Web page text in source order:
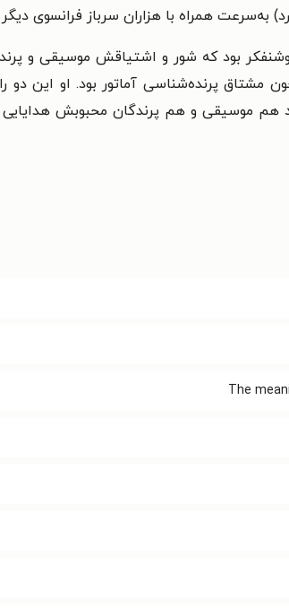
بود که شور و اشتیاقش موسیقی و
مشتاق پرنده‌شناسی آماتور بود. او این دو
بود هم موسیقی و هم پرندگان محبوبش
The